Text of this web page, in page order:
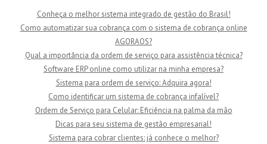
Conheça o melhor sistema integrado de gestão do Brasil!
Como automatizar sua cobrança com o sistema de cobrança online
AGORAOS?
Qual a importância da ordem de serviço para assistência técnica?
Software ERP online como utilizar na minha empresa?
Sistema para ordem de serviço: Adquira agora!
Como identificar um sistema de cobrança infalível?
Ordem de Serviço para Celular: Eficiência na palma da mão
Dicas para seu sistema de gestão empresarial!
Sistema para cobrar clientes: já conhece o melhor?